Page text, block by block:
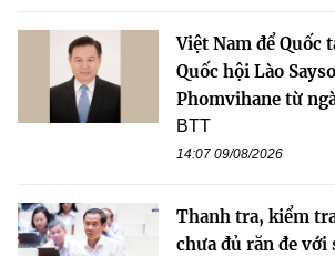
Việt Nam để Quốc
Quốc hội Lào
Phomvihane từ
BTT
14:07 09/08/2026
Thanh tra, kiểm
chưa đủ răn đe với